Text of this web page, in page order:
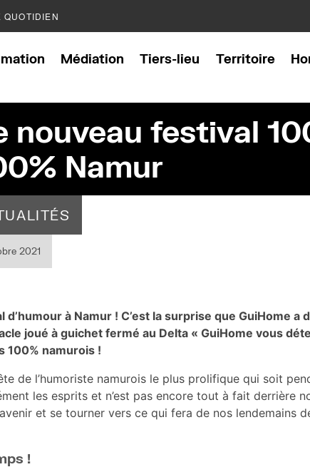
Médiation Tiers-lieu Territoire
nouveau festival
Namur
2021
à Namur ! C’est la surprise que GuiHome a
joué à guichet fermé au Delta « GuiHome vous
100% namurois !
de l’humoriste namurois le plus prolifique qui soit
les esprits et n’est pas encore tout à fait derrière
et se tourner vers ce qui fera de nos lendemains
!